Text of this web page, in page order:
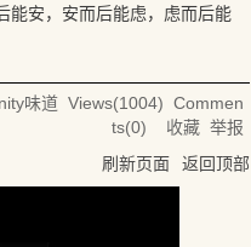
能安，安而后能虑，虑而后能
味道Views(1004) Commen
ts(0) 收藏 举报
刷新页面
返回顶部